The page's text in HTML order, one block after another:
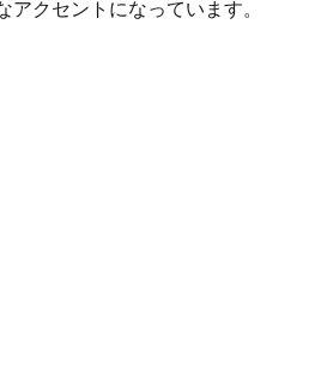
クセントになっています。